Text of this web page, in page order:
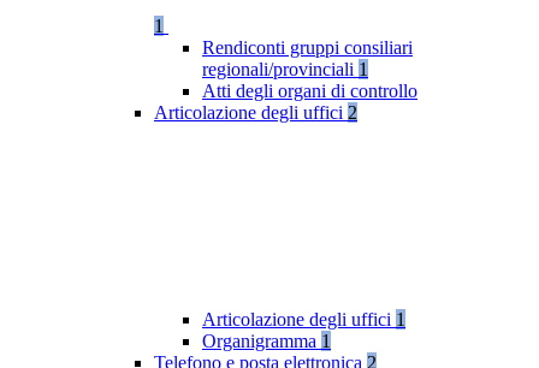
1
Rendiconti gruppi consiliari
regionali/provinciali 1
Atti degli organi di controllo
Articolazione degli uffici 2
Articolazione degli uffici 1
Organigramma 1
Telefono e posta elettronica 2